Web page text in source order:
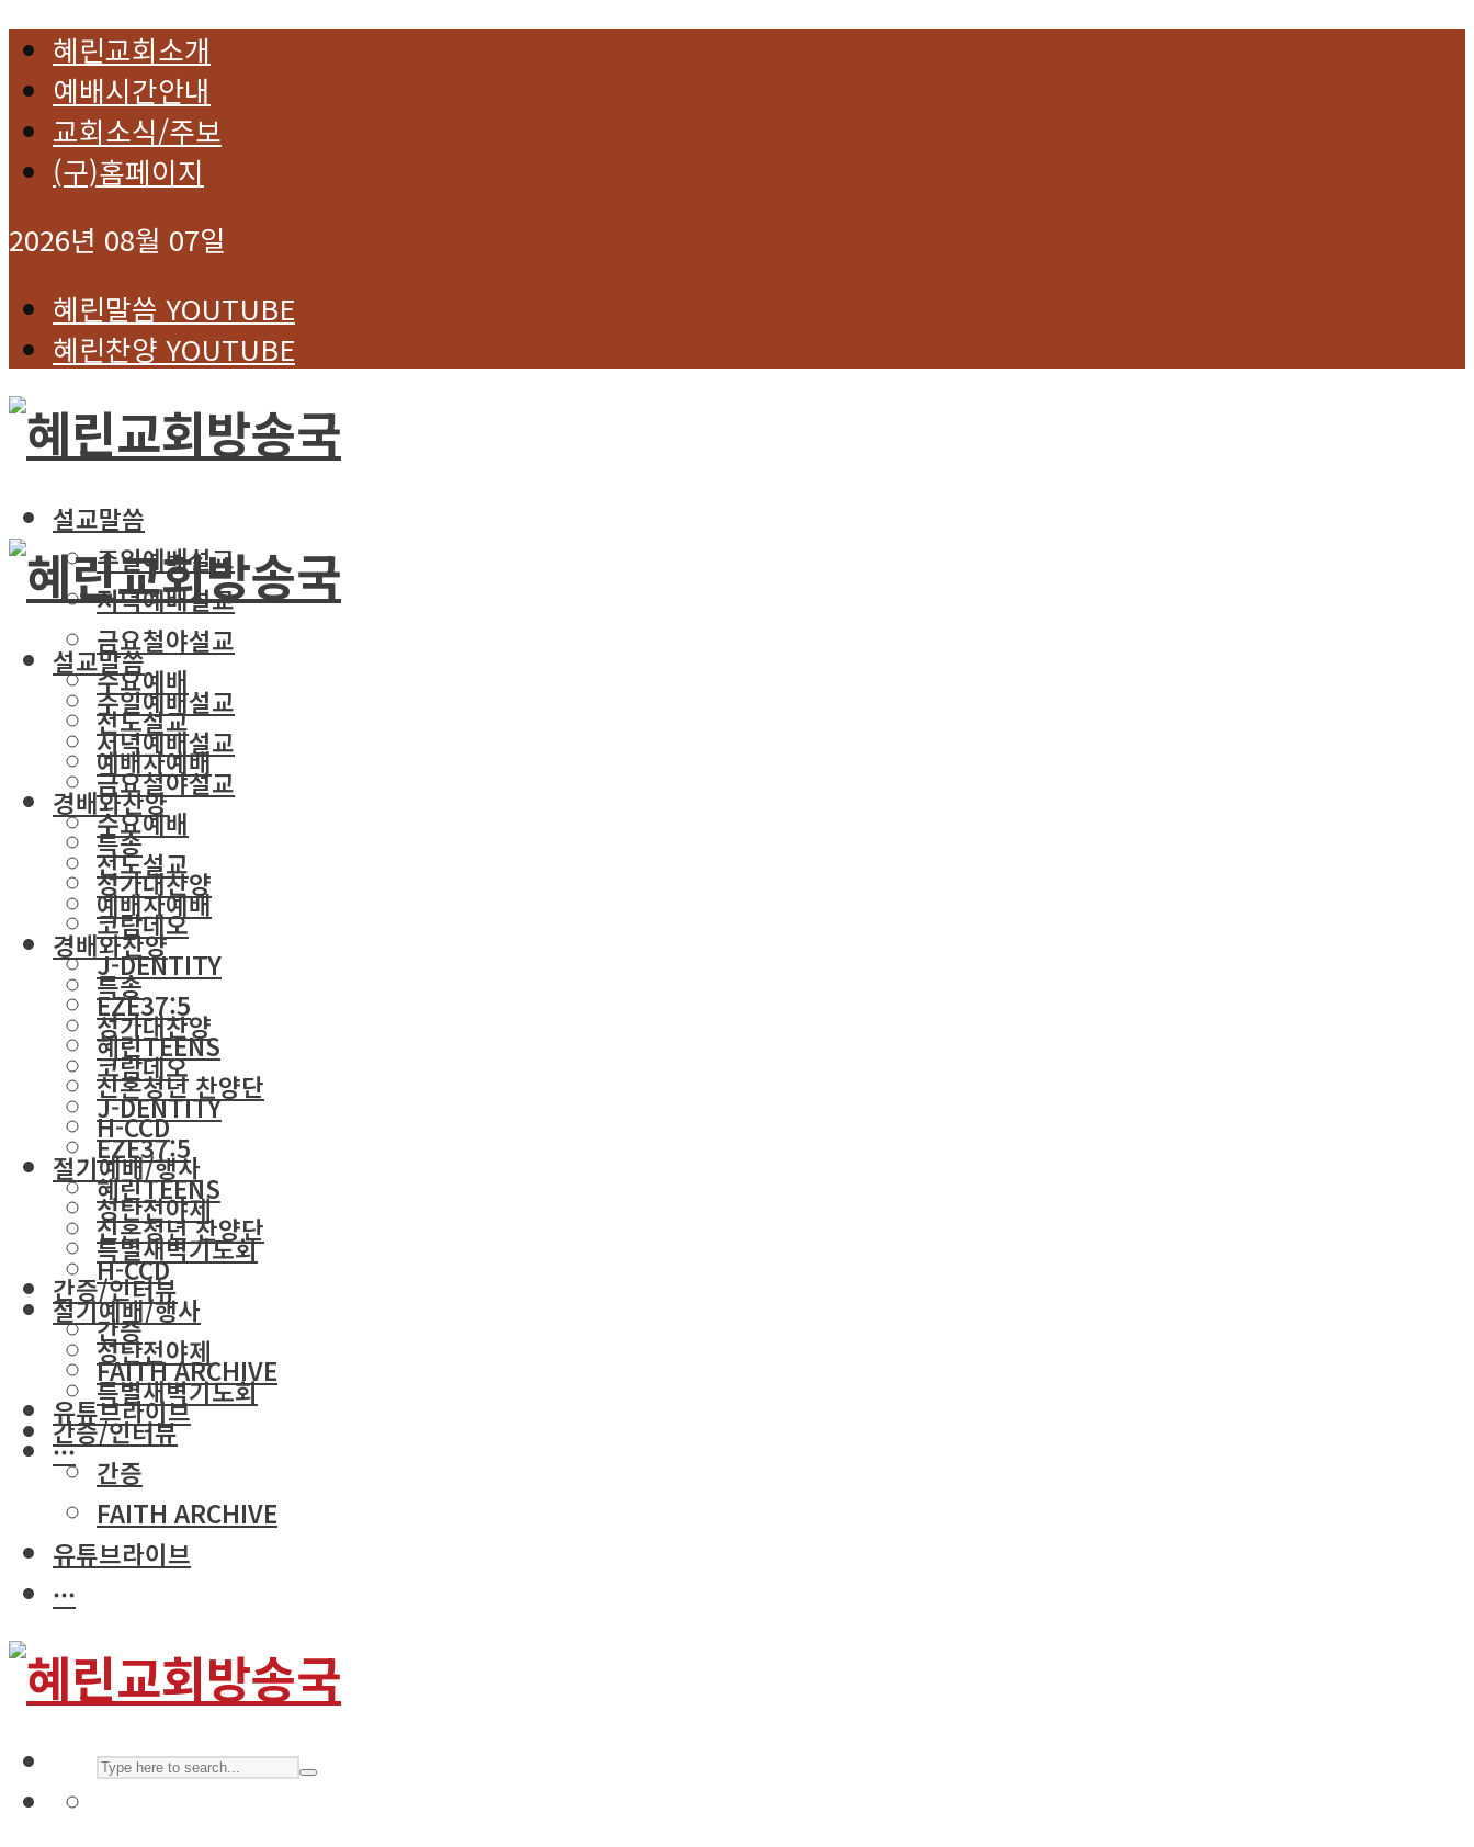
혜린교회소개
예배시간안내
교회소식/주보
(구)홈페이지
2026년 08월 07일
혜린말씀 YOUTUBE
혜린찬양 YOUTUBE
설교말씀
주일예배설교
저녁예배설교
금요철야설교
수요예배
전도설교
예배자예배
경배와찬양
특송
성가대찬양
코람데오
J-DENTITY
EZE37:5
혜린TEENS
신혼청년 찬양단
H-CCD
절기예배/행사
성탄전야제
특별새벽기도회
간증/인터뷰
간증
FAITH ARCHIVE
유튜브라이브
···
설교말씀
주일예배설교
저녁예배설교
금요철야설교
수요예배
전도설교
예배자예배
경배와찬양
특송
성가대찬양
코람데오
J-DENTITY
EZE37:5
혜린TEENS
신혼청년 찬양단
H-CCD
절기예배/행사
성탄전야제
특별새벽기도회
간증/인터뷰
간증
FAITH ARCHIVE
유튜브라이브
···